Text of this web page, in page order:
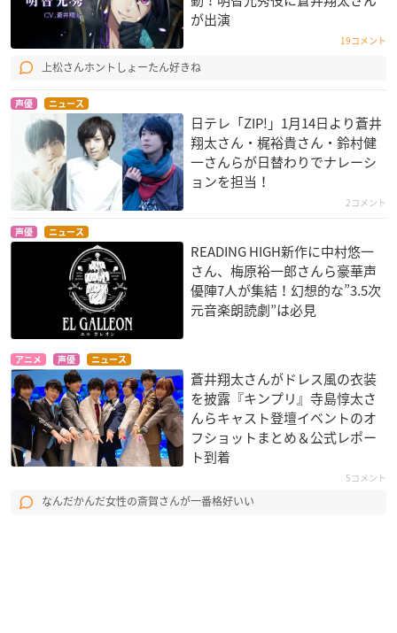
が出演
19コメント
上松さんホントしょーたん好きね
声優 ニュース
日テレ「ZIP!」1月14日より蒼井
翔太さん・梶裕貴さん・鈴村健
一さんらが日替わりでナレーシ
ョンを担当！
2コメント
声優 ニュース
READING HIGH新作に中村悠一
さん、梅原裕一郎さんら豪華声
優陣7人が集結！幻想的な”3.5次
元音楽朗読劇”は必見
アニメ 声優 ニュース
蒼井翔太さんがドレス風の衣装
を披露『キンプリ』寺島惇太さ
んらキャスト登壇イベントのオ
フショットまとめ＆公式レポー
ト到着
5コメント
なんだかんだ女性の斎賀さんが一番格好いい